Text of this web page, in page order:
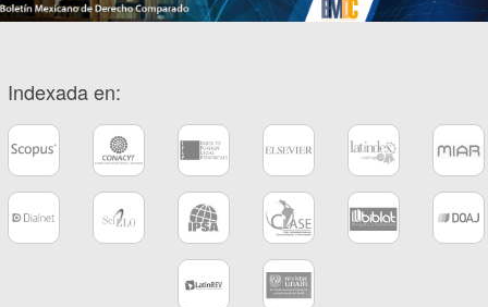
Indexada en: